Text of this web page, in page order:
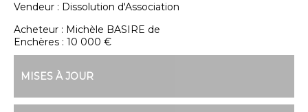
Vendeur : Dissolution d'Association
Acheteur : Michèle BASIRE de
Enchères : 10 000 €
MISES À JOUR